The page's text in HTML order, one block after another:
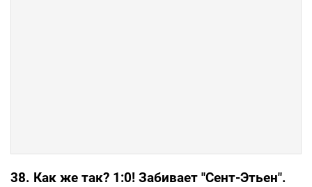
38. Как же так? 1:0! Забивает "Сент-Этьен".